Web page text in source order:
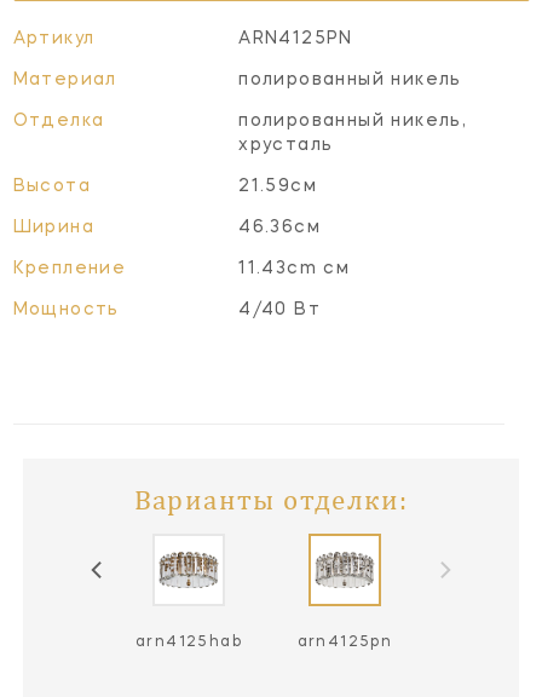
Артикул ARN4125PN
Материал полированный никель
Отделка
полированный никель,
хрусталь
Высота 21.59см
Ширина 46.36см
Крепление 11.43cm см
Мощность 4/40 Вт
Варианты отделки:
arn4125hab arn4125pn